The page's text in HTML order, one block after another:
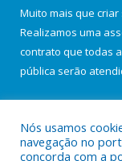
Muito mais que criar
Realizamos uma
contrato que todas
pública serão
Nós usamos
navegação no
concorda com a